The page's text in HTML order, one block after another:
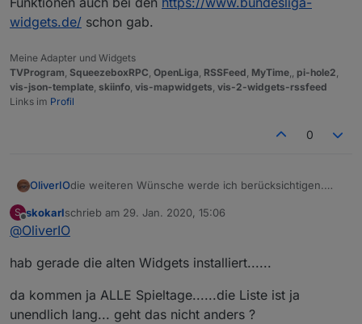
widgets.de/ schon gab.
Meine Adapter und Widgets
TVProgram, SqueezeboxRPC, OpenLiga, RSSFeed, MyTime,, pi-hole2,
vis-json-template, skiinfo, vis-mapwidgets, vis-2-widgets-rssfeed
Links im Profil
0
OliverIOdie weiteren Wünsche werde ich berücksichtigen.
Funktionen auch bei den https://www.bundesliga-
S
Offline
skokarlschrieb am 29. Jan. 2020, 15:06
zuletzt editiert von
@OliverIO
hab gerade die alten Widgets installiert......
da kommen ja ALLE Spieltage......die Liste ist ja
unendlich lang... geht das nicht anders ?